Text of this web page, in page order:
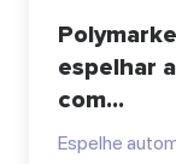
espelhar
com...
Espelhe